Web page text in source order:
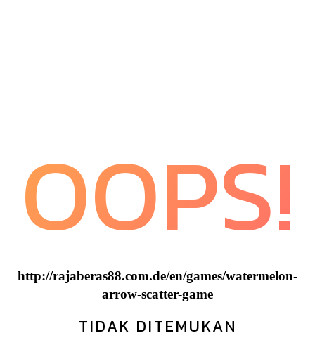
OOPS!
http://rajaberas88.com.de/en/games/watermelon-
arrow-scatter-game
TIDAK DITEMUKAN